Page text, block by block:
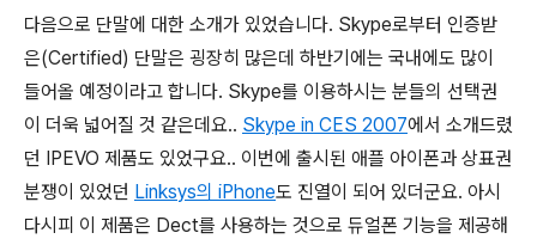
다음으로 단말에 대한 소개가 있었습니다. Skype로부터 인증받
은(Certified) 단말은 굉장히 많은데 하반기에는 국내에도 많이
들어올 예정이라고 합니다. Skype를 이용하시는 분들의 선택권
이 더욱 넓어질 것 같은데요.. Skype in CES 2007에서 소개드렸
던 IPEVO 제품도 있었구요.. 이번에 출시된 애플 아이폰과 상표권
분쟁이 있었던 Linksys의 iPhone도 진열이 되어 있더군요. 아시
다시피 이 제품은 Dect를 사용하는 것으로 듀얼폰 기능을 제공해